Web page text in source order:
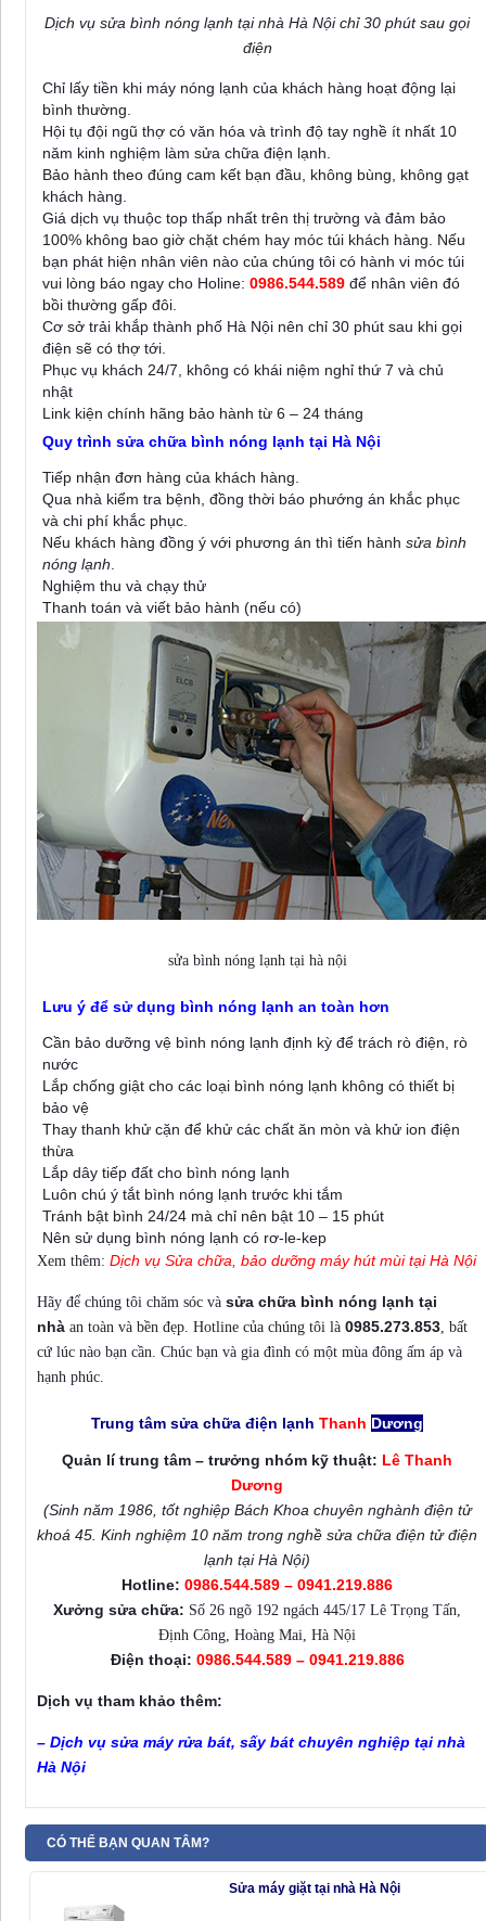
Dịch vụ sửa bình nóng lạnh tại nhà Hà Nội chỉ 30 phút sau gọi
điện
Chỉ lấy tiền khi máy nóng lạnh của khách hàng hoạt động lại
bình thường.
Hội tụ đội ngũ thợ có văn hóa và trình độ tay nghề ít nhất 10
năm kinh nghiệm làm sửa chữa điện lạnh.
Bảo hành theo đúng cam kết bạn đầu, không bùng, không gạt
khách hàng.
Giá dịch vụ thuộc top thấp nhất trên thị trường và đảm bảo
100% không bao giờ chặt chém hay móc túi khách hàng. Nếu
bạn phát hiện nhân viên nào của chúng tôi có hành vi móc túi
vui lòng báo ngay cho Holine: 0986.544.589 để nhân viên đó
bồi thường gấp đôi.
Cơ sở trải khắp thành phố Hà Nội nên chỉ 30 phút sau khi gọi
điện sẽ có thợ tới.
Phục vụ khách 24/7, không có khái niệm nghỉ thứ 7 và chủ
nhật
Link kiện chính hãng bảo hành từ 6 – 24 tháng
Quy trình sửa chữa bình nóng lạnh tại Hà Nội
Tiếp nhận đơn hàng của khách hàng.
Qua nhà kiểm tra bệnh, đồng thời báo phướng án khắc phục
và chi phí khắc phục.
Nếu khách hàng đồng ý với phương án thì tiến hành sửa bình
nóng lạnh
Nghiệm thu và chạy thử
Thanh toán và viết bảo hành (nếu có)
sửa bình nóng lạnh tại hà nội
Lưu ý để sử dụng bình nóng lạnh an toàn hơn
Cần bảo dưỡng vệ bình nóng lạnh định kỳ để trách rò điện, rò
nước
Lắp chống giật cho các loại bình nóng lạnh không có thiết bị
bảo vệ
Thay thanh khử cặn để khử các chất ăn mòn và khử ion điện
thừa
Lắp dây tiếp đất cho bình nóng lạnh
Luôn chú ý tắt bình nóng lạnh trước khi tắm
Tránh bật bình 24/24 mà chỉ nên bật 10 – 15 phút
Nên sử dụng bình nóng lạnh có rơ-le-kep
Xem thêm: Dịch vụ Sửa chữa, bảo dưỡng máy hút mùi tại Hà Nội
Hãy để chúng tôi chăm sóc và sửa chữa bình nóng lạnh tại
nhà an toàn và bền đẹp. Hotline của chúng tôi là 0985.273.853 , bất
cứ lúc nào bạn cần. Chúc bạn và gia đình có một mùa đông ấm áp và
hạnh phúc.
Trung tâm sửa chữa điện lạnh Thanh Dương
Quản lí trung tâm – trưởng nhóm kỹ thuật: Lê Thanh
Dương
(Sinh năm 1986, tốt nghiệp Bách Khoa chuyên nghành điện tử
khoá 45. Kinh nghiệm 10 năm trong nghề sửa chữa điện tử điện
lạnh tại Hà Nội)
Hotline: 0986.544.589 – 0941.219.886
Xưởng sửa chữa: Số 26 ngõ 192 ngách 445/17 Lê Trọng Tấn,
Định Công, Hoàng Mai, Hà Nội
Điện thoại: 0986.544.589 – 0941.219.886
Dịch vụ tham khảo thêm:
– Dịch vụ sửa máy rửa bát, sấy bát chuyên nghiệp tại nhà
Hà Nội
CÓ THỂ BẠN QUAN TÂM?
Sửa máy giặt tại nhà Hà Nội